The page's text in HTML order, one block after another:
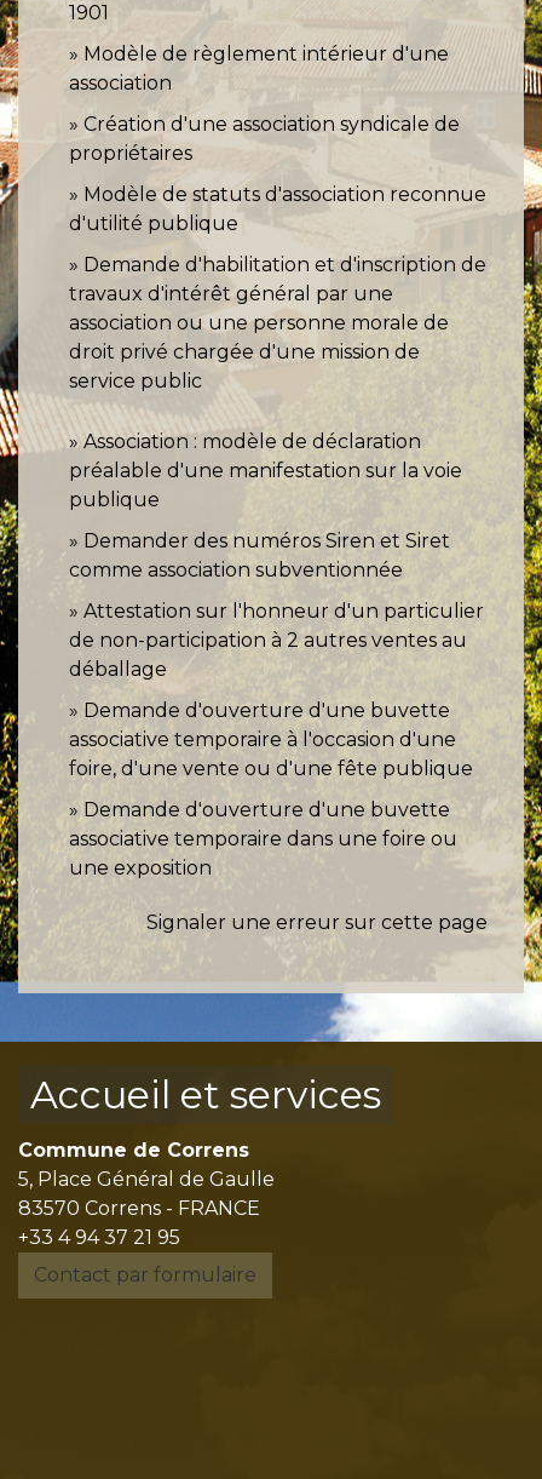
1901
Modèle de règlement intérieur d'une
association
Création d'une association syndicale de
propriétaires
Modèle de statuts d'association reconnue
d'utilité publique
Demande d'habilitation et d'inscription de
travaux d'intérêt général par une
association ou une personne morale de
droit privé chargée d'une mission de
service public
Association : modèle de déclaration
préalable d'une manifestation sur la voie
publique
Demander des numéros Siren et Siret
comme association subventionnée
Attestation sur l'honneur d'un particulier
de non-participation à 2 autres ventes au
déballage
Demande d'ouverture d'une buvette
associative temporaire à l'occasion d'une
foire, d'une vente ou d'une fête publique
Demande d'ouverture d'une buvette
associative temporaire dans une foire ou
une exposition
Signaler une erreur sur cette page
Accueil et services
Commune de Correns
5, Place Général de Gaulle
83570 Correns - FRANCE
+33 4 94 37 21 95
Contact par formulaire